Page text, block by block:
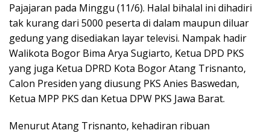
Pajajaran pada Minggu (11/6). Halal bihalal ini dihadiri
tak kurang dari 5000 peserta di dalam maupun diluar
gedung yang disediakan layar televisi. Nampak hadir
Walikota Bogor Bima Arya Sugiarto, Ketua DPD PKS
yang juga Ketua DPRD Kota Bogor Atang Trisnanto,
Calon Presiden yang diusung PKS Anies Baswedan,
Ketua MPP PKS dan Ketua DPW PKS Jawa Barat.
Menurut Atang Trisnanto, kehadiran ribuan